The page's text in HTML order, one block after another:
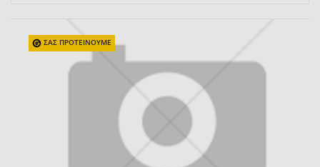
ΣΑΣ ΠΡΟΤΕΙΝΟΥΜΕ